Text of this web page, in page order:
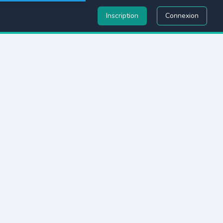
Inscription Connexion